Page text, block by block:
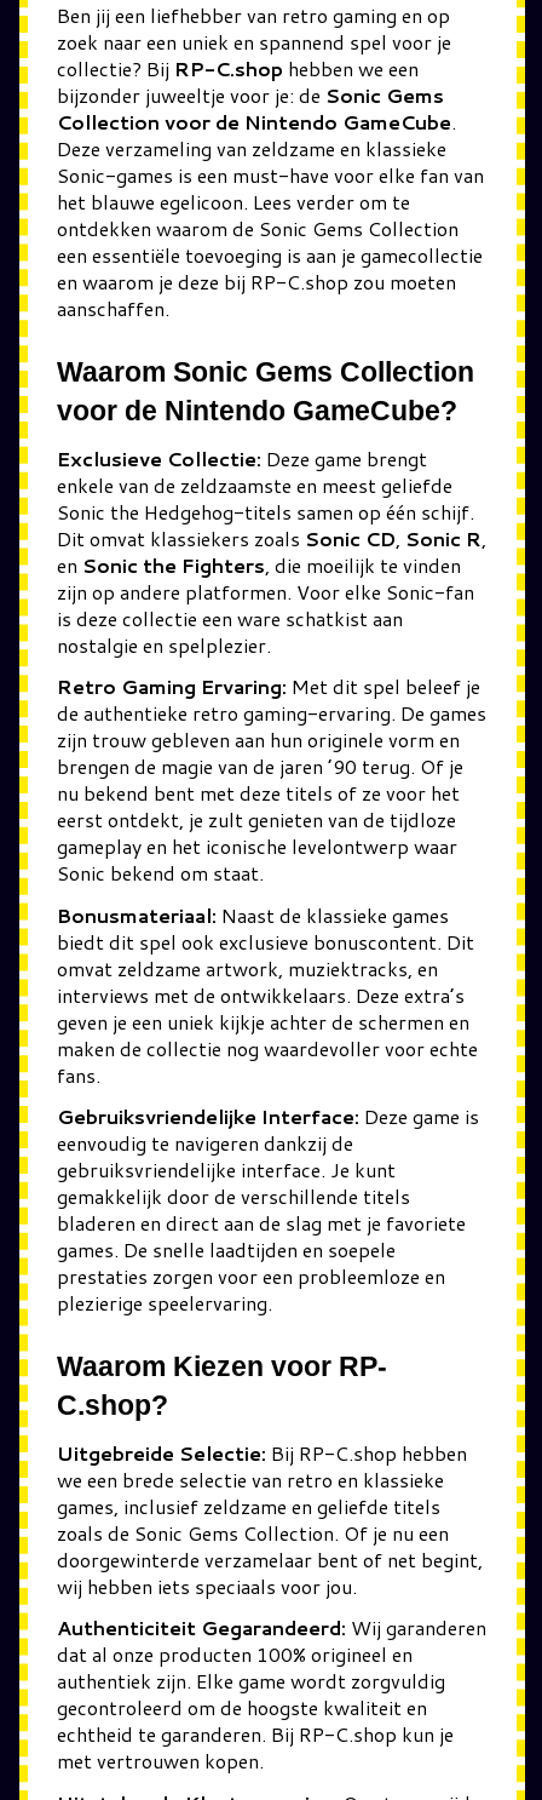
Ben jij een liefhebber van retro gaming en op
zoek naar een uniek en spannend spel voor je
collectie? Bij RP-C.shop hebben we een
bijzonder juweeltje voor je: de Sonic Gems
Collection voor de Nintendo GameCube.
Deze verzameling van zeldzame en klassieke
Sonic-games is een must-have voor elke fan van
het blauwe egelicoon. Lees verder om te
ontdekken waarom de Sonic Gems Collection
een essentiële toevoeging is aan je gamecollectie
en waarom je deze bij RP-C.shop zou moeten
aanschaffen.
Waarom Sonic Gems Collection
voor de Nintendo GameCube?
Exclusieve Collectie: Deze game brengt
enkele van de zeldzaamste en meest geliefde
Sonic the Hedgehog-titels samen op één schijf.
Dit omvat klassiekers zoals Sonic CD, Sonic R,
en Sonic the Fighters, die moeilijk te vinden
zijn op andere platformen. Voor elke Sonic-fan
is deze collectie een ware schatkist aan
nostalgie en spelplezier.
Retro Gaming Ervaring: Met dit spel beleef je
de authentieke retro gaming-ervaring. De games
zijn trouw gebleven aan hun originele vorm en
brengen de magie van de jaren ’90 terug. Of je
nu bekend bent met deze titels of ze voor het
eerst ontdekt, je zult genieten van de tijdloze
gameplay en het iconische levelontwerp waar
Sonic bekend om staat.
Bonusmateriaal: Naast de klassieke games
biedt dit spel ook exclusieve bonuscontent. Dit
omvat zeldzame artwork, muziektracks, en
interviews met de ontwikkelaars. Deze extra’s
geven je een uniek kijkje achter de schermen en
maken de collectie nog waardevoller voor echte
fans.
Gebruiksvriendelijke Interface: Deze game is
eenvoudig te navigeren dankzij de
gebruiksvriendelijke interface. Je kunt
gemakkelijk door de verschillende titels
bladeren en direct aan de slag met je favoriete
games. De snelle laadtijden en soepele
prestaties zorgen voor een probleemloze en
plezierige speelervaring.
Waarom Kiezen voor RP-
C.shop?
Uitgebreide Selectie: Bij RP-C.shop hebben
we een brede selectie van retro en klassieke
games, inclusief zeldzame en geliefde titels
zoals de Sonic Gems Collection. Of je nu een
doorgewinterde verzamelaar bent of net begint,
wij hebben iets speciaals voor jou.
Authenticiteit Gegarandeerd: Wij garanderen
dat al onze producten 100% origineel en
authentiek zijn. Elke game wordt zorgvuldig
gecontroleerd om de hoogste kwaliteit en
echtheid te garanderen. Bij RP-C.shop kun je
met vertrouwen kopen.